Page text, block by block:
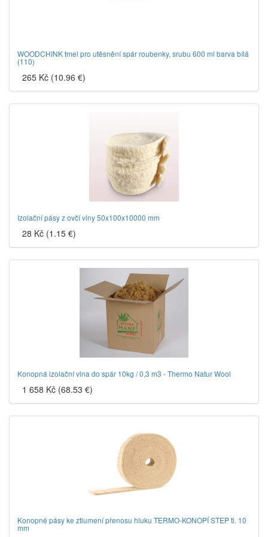
WOODCHINK tmel pro utěsnění spár roubenky, srubu 600 ml barva bílá
(110)
265 Kč (10.96 €)
Izolační pásy z ovčí vlny 50x100x10000 mm
28 Kč (1.15 €)
Konopná izolační vlna do spár 10kg / 0,3 m3 - Thermo Natur Wool
1 658 Kč (68.53 €)
Konopné pásy ke ztlumení přenosu hluku TERMO-KONOPÍ STEP tl. 10
mm